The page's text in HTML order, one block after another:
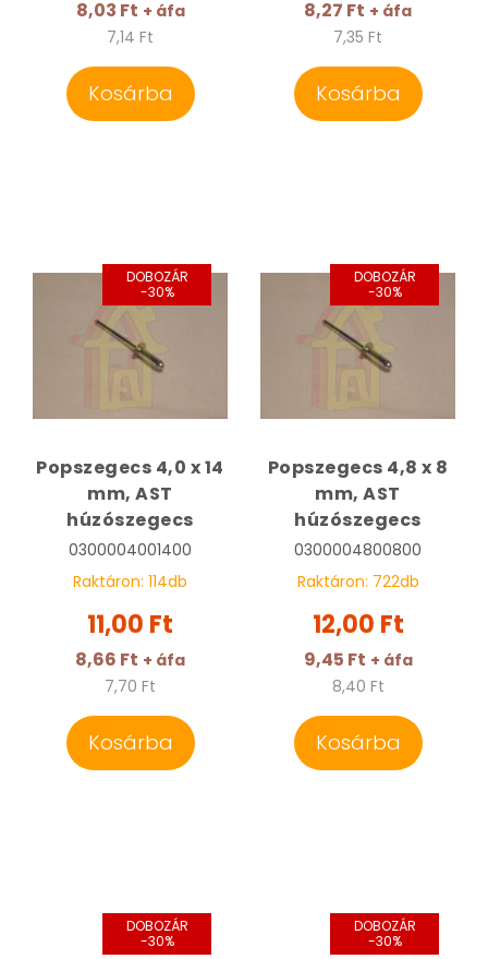
8,03 Ft + áfa
7,14 Ft
Kosárba
8,27 Ft + áfa
7,35 Ft
Kosárba
DOBOZÁR
-30%
Popszegecs 4,0 x 14
mm, AST
húzószegecs
0300004001400
Raktáron: 114db
11,00 Ft
8,66 Ft + áfa
7,70 Ft
Kosárba
DOBOZÁR
-30%
Popszegecs 4,8 x 8
mm, AST
húzószegecs
0300004800800
Raktáron: 722db
12,00 Ft
9,45 Ft + áfa
8,40 Ft
Kosárba
DOBOZÁR
-30%
DOBOZÁR
-30%